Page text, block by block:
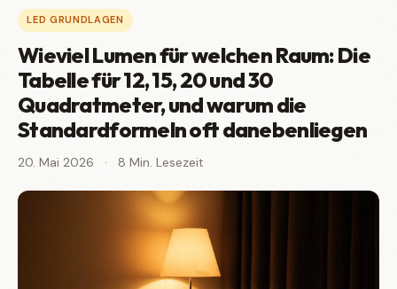
LED GRUNDLAGEN
Wieviel Lumen für welchen Raum: Die
Tabelle für 12, 15, 20 und 30
Quadratmeter, und warum die
Standardformeln oft danebenliegen
20. Mai 2026 · 8 Min. Lesezeit